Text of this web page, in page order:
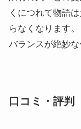
くにつれて物語
らなくなります
バランスが絶妙な
口コミ・評判